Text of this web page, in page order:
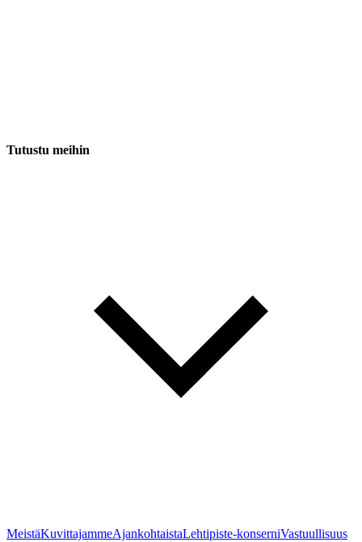
Tutustu meihin
MeistäKuvittajammeAjankohtaistaLehtipiste-konserniVastuullisuus